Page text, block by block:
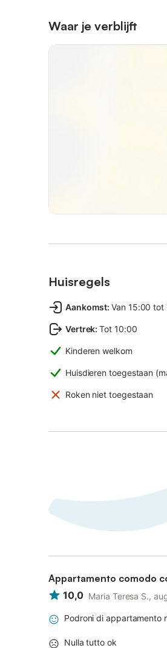
Waar je verblijft
Huisregels
Aankomst: Van 15:00 tot
Vertrek: Tot 10:00
Kinderen welkom
Huisdieren toegestaan
Roken niet toegestaan
Appartamento comodo
10,0 Maria Teresa S.,
Podroni di appartamento
Nulla tutto ok